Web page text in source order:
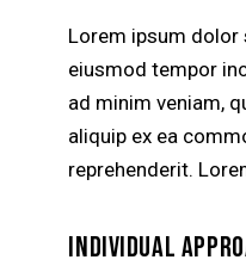
Lorem ipsum
eiusmod tempor
ad minim veniam,
aliquip ex ea
reprehenderit.
INDIVIDUAL